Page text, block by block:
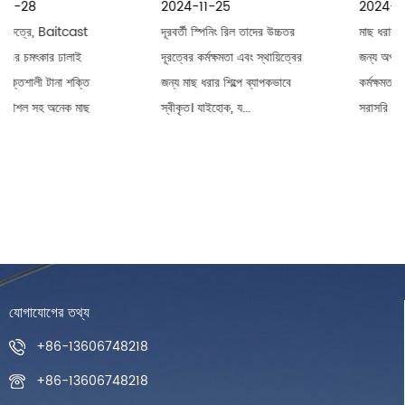
দূরবর্তী স্পিনিং রিল তাদের উচ্চতর
দূরত্বের কর্মক্ষমতা এবং স্থায়িত্বের
জন্য মাছ ধরার শিল্পে ব্যাপকভাবে
স্বীকৃত। যাইহোক, য...
মাছ ধরার রড মাছ ধরার কার্যক্রমের
জন্য অপরিহার্য হাতিয়ার। তাদের
কর্মক্ষমতা স্থায়িত্ব এবং স্থায়িত্ব
যোগাযোগের তথ্য
+86-13606748218
+86-13606748218